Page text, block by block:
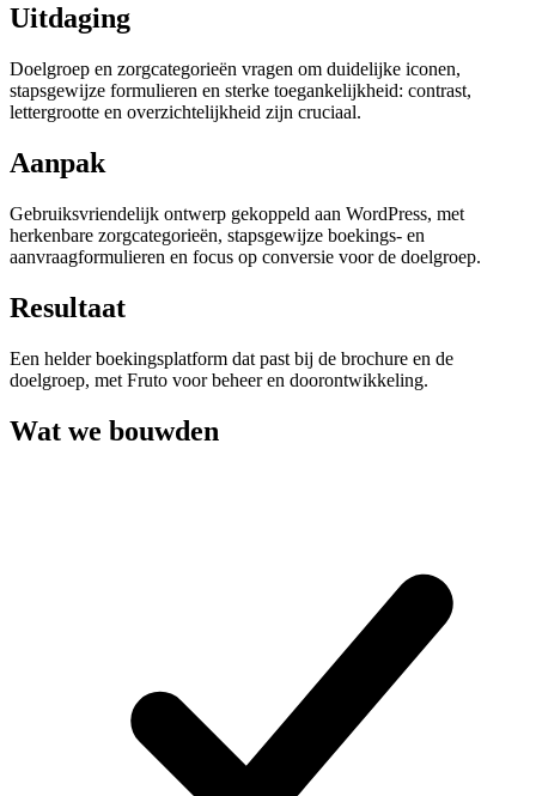
Uitdaging
Doelgroep en zorgcategorieën vragen om duidelijke iconen,
stapsgewijze formulieren en sterke toegankelijkheid: contrast,
lettergrootte en overzichtelijkheid zijn cruciaal.
Aanpak
Gebruiksvriendelijk ontwerp gekoppeld aan WordPress, met
herkenbare zorgcategorieën, stapsgewijze boekings- en
aanvraagformulieren en focus op conversie voor de doelgroep.
Resultaat
Een helder boekingsplatform dat past bij de brochure en de
doelgroep, met Fruto voor beheer en doorontwikkeling.
Wat we bouwden